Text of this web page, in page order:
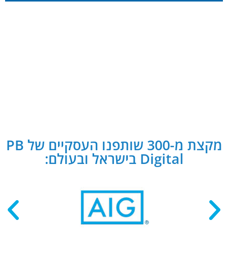
מקצת מ-300 שותפנו העסקיים של PB
Digital בישראל ובעולם: